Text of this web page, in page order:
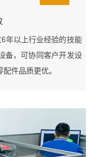
年以上行业经验的技能
备，可协同客户开发设
件品质更优。